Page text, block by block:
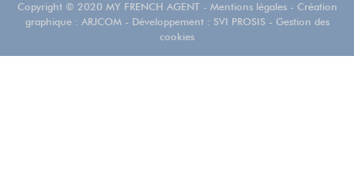
Copyright © 2020 MY FRENCH AGENT - Mentions légales - Création
graphique : ARJCOM - Développement : SVI PROSIS - Gestion des
cookies